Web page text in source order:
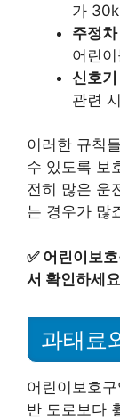
가
주정차
어린
신호기
관련
이러한 규칙
수 있도록 보
전히 많은 운
는 경우가 많
✅ 어린이보
서 확인하세
과태료
어린이보호
반 도로보다